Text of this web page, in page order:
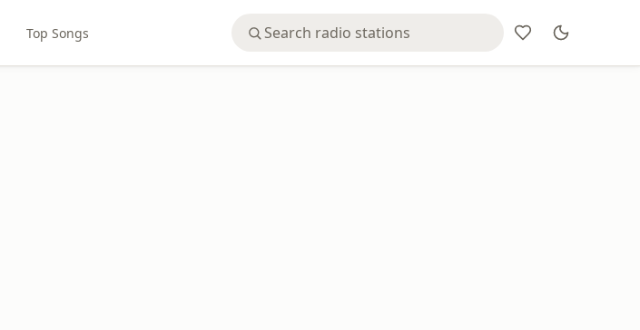
Top Songs